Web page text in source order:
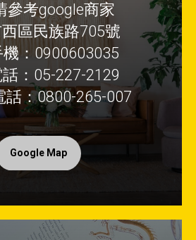
參考google商家
區民族路705號
：0900603035
：05-227-2129
話：0800-265-007
Google Map